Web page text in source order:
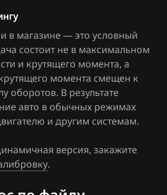
в магазине — это условный
состоит не в максимальном
и крутящего момента, а
момента смещен к
оборотов. В результате
авто в обычных режимах
и другим системам.
версия, закажите
.